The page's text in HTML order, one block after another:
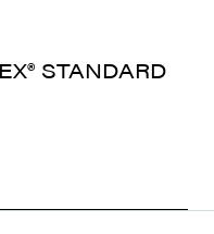
STANDARD